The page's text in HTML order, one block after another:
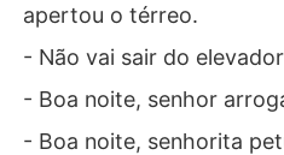
apertou o térreo.
- Não vai sair do
- Boa noite, senhor
- Boa noite, senhorita